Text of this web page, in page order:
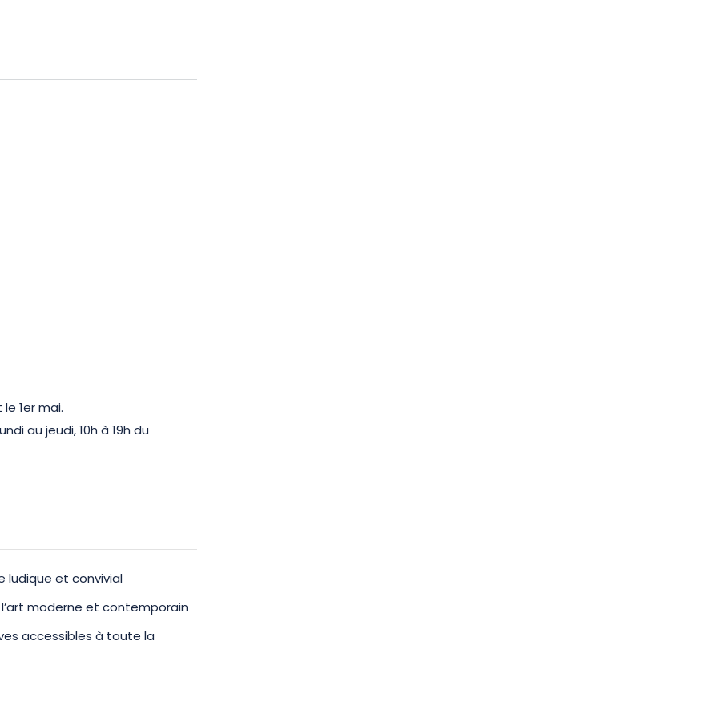
ne manquez pas La
l’artiste Linda Sanchez.
bousillés ». Inspirée par le
manufacture, cette
réflexion de Linda Sanchez
toupies en cristal aux
au sein de la Capsule.
artistique unique pour vos
1er mai.
au jeudi, 10h à 19h du
ludique et convivial
moderne et contemporain
accessibles à toute la